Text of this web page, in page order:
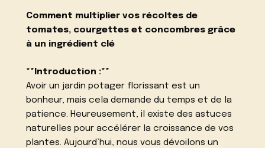
Comment multiplier vos récoltes de
tomates, courgettes et concombres grâce
à un ingrédient clé
**Introduction :**
Avoir un jardin potager florissant est un
bonheur, mais cela demande du temps et de la
patience. Heureusement, il existe des astuces
naturelles pour accélérer la croissance de vos
plantes. Aujourd’hui, nous vous dévoilons un